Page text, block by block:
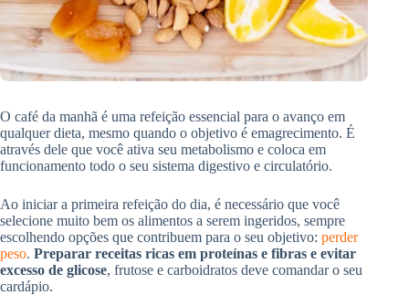
O café da manhã é uma refeição essencial para o avanço em
qualquer dieta, mesmo quando o objetivo é emagrecimento. É
através dele que você ativa seu metabolismo e coloca em
funcionamento todo o seu sistema digestivo e circulatório.
Ao iniciar a primeira refeição do dia, é necessário que você
selecione muito bem os alimentos a serem ingeridos, sempre
escolhendo opções que contribuem para o seu objetivo: perder
peso. Preparar receitas ricas em proteínas e fibras e evitar
excesso de glicose, frutose e carboidratos deve comandar o seu
cardápio.